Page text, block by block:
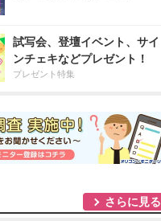
試写会、登壇イベント、サイ
ンチェキなどプレゼント！
プレゼント特集
さらに見る